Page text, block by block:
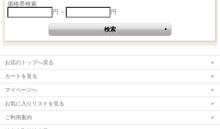
価格帯検索
円 ～
円
お店のトップへ戻る
カートを見る
マイページへ
お気に入りリストを見る
ご利用案内